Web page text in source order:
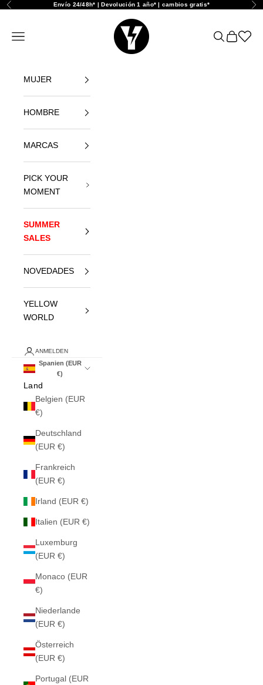
Zum Inhalt springen
Zurück Envío 24/48h* | Devolución 1 año* | cambios gratis* Vor
Yellowshop
Navigationsmenü öffnen
Suche öffnen
Abrir
MUJER
HOMBRE
MARCAS
PICK YOUR
MOMENT
SUMMER
SALES
NOVEDADES
YELLOW
WORLD
ANMELDEN
Spanien (EUR
€)
Land
Belgien (EUR
€)
Deutschland
(EUR €)
Frankreich
(EUR €)
Irland (EUR €)
Italien (EUR €)
Luxemburg
(EUR €)
Monaco (EUR
€)
Niederlande
(EUR €)
Österreich
(EUR €)
Portugal (EUR